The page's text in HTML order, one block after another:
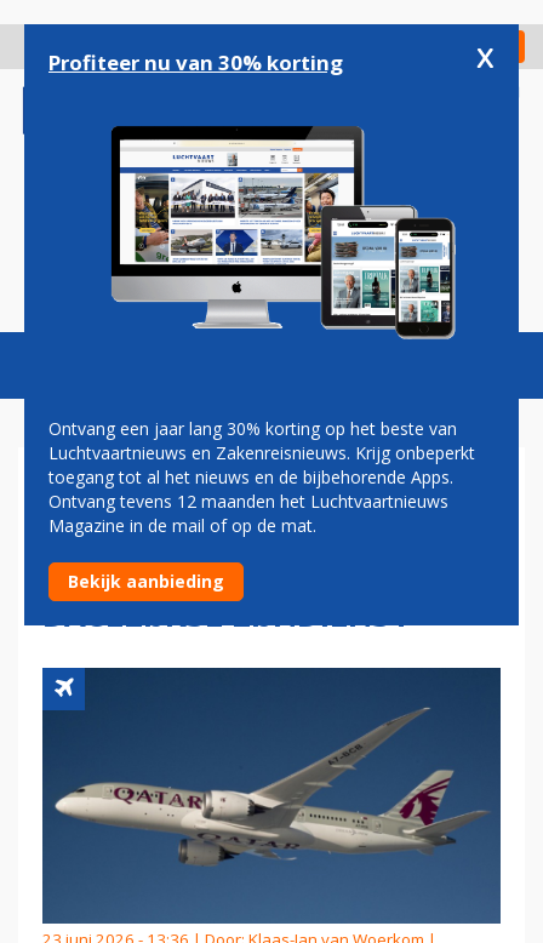
gaan
Check in
Magazine Podcasts Vacatures
QATAR AIRWAYS KEERT NA
MAANDEN TERUG OP
DÜSSELDORF AIRPORT MET
DAGELIJKSE LIJNDIENST
Profiteer nu van 30% korting x
Ontvang een jaar lang 30% korting op het beste van
Luchtvaartnieuws en Zakenreisnieuws. Krijg onbeperkt
toegang tot al het nieuws en de bijbehorende Apps.
Ontvang tevens 12 maanden het Luchtvaartnieuws
Magazine in de mail of op de mat.
Bekijk aanbieding